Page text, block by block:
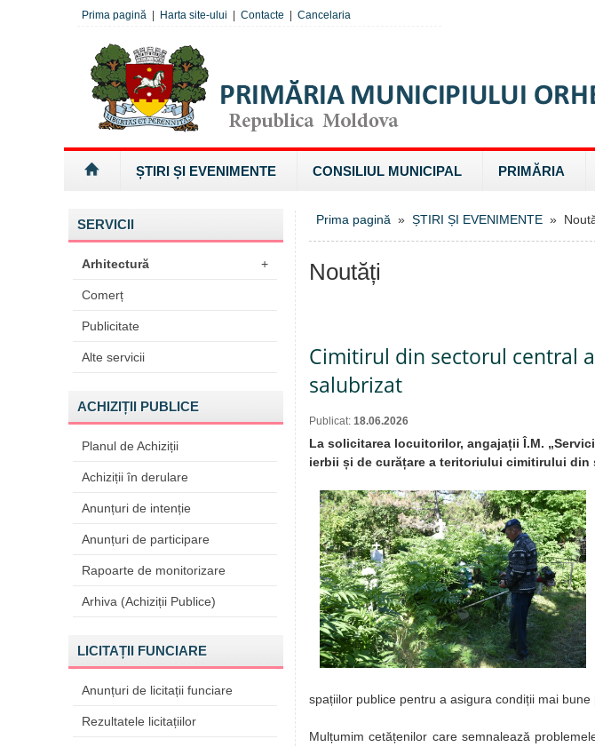
Prima pagină Harta site-ului Contacte Cancelaria
ȘTIRI ȘI EVENIMENTE CONSILIUL MUNICIPAL PRIMĂRIA
SERVICII
Arhitectură +
Comerț
Publicitate
Alte servicii
ACHIZIȚII PUBLICE
Planul de Achiziții
Achiziții în derulare
Anunțuri de intenție
Anunțuri de participare
Rapoarte de monitorizare
Arhiva (Achiziții Publice)
LICITAȚII FUNCIARE
Anunțuri de licitații funciare
Rezultatele licitațiilor
Prima pagină » ȘTIRI ȘI EVENIMENTE »
Noutăți
Cimitirul din sectorul central
salubrizat
Publicat: 18.06.2026
La solicitarea locuitorilor, angajații Î.M.
ierbii și de curățare a teritoriului cimitirului din
spațiilor publice pentru a asigura condiții mai bune
Mulțumim cetățenilor care semnalează